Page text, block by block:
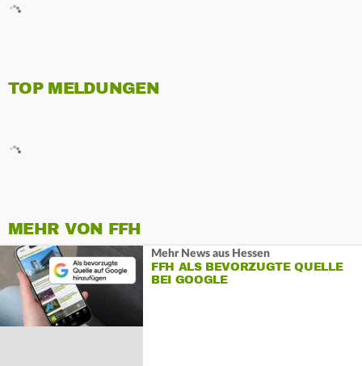
TOP MELDUNGEN
MEHR VON FFH
Mehr News aus Hessen
FFH ALS BEVORZUGTE QUELLE
BEI GOOGLE